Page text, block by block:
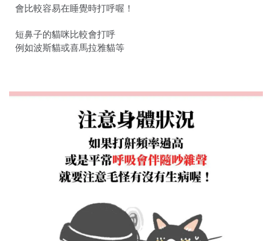
會比較容易在睡覺時打呼喔！
短鼻子的貓咪比較會打呼
例如波斯貓或喜馬拉雅貓等